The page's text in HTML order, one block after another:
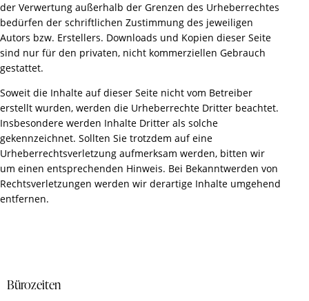
der Verwertung außerhalb der Grenzen des Urheberrechtes
bedürfen der schriftlichen Zustimmung des jeweiligen
Autors bzw. Erstellers. Downloads und Kopien dieser Seite
sind nur für den privaten, nicht kommerziellen Gebrauch
gestattet.
Soweit die Inhalte auf dieser Seite nicht vom Betreiber
erstellt wurden, werden die Urheberrechte Dritter beachtet.
Insbesondere werden Inhalte Dritter als solche
gekennzeichnet. Sollten Sie trotzdem auf eine
Urheberrechtsverletzung aufmerksam werden, bitten wir
um einen entsprechenden Hinweis. Bei Bekanntwerden von
Rechtsverletzungen werden wir derartige Inhalte umgehend
entfernen.
Bürozeiten